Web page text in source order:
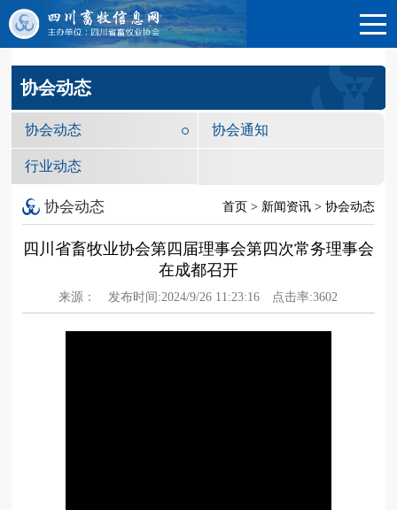
协会动态
协会动态 协会通知
行业动态
协会动态 首页 > 新闻资讯 > 协会动态
四川省畜牧业协会第四届理事会第四次常务理事会
在成都召开
来源： 发布时间:2024/9/26 11:23:16 点击率:3602